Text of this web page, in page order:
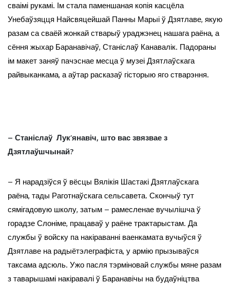
сваімі рукамі. Ім стала паменшаная копія касцёла
Унебаўзяцця Найсвяцейшай Панны Марыі ў Дзятлаве, якую
разам са сваёй жонкай стварыў ураджэнец нашага раёна, а
сёння жыхар Баранавічаў, Станіслаў Канавалік. Падораны
ім макет заняў пачэснае месца ў музеі Дзятлаўскага
райвыканкама, а аўтар расказаў гісторыю яго стварэння.
– Станіслаў Лук’янавіч, што вас звязвае з
Дзятлаўшчынай?
– Я нарадзіўся ў вёсцы Вялікія Шастакі Дзятлаўскага
раёна, тады Раготнаўскага сельсавета. Скончыў тут
сямігадовую школу, затым – рамесленае вучылішча ў
горадзе Слоніме, працаваў у раёне трактарыстам. Да
службы ў войску па накіраванні ваенкамата вучыўся ў
Дзятлаве на радыётэлеграфіста, у армію прызываўся
таксама адсюль. Ужо пасля тэрміновай службы мяне разам
з таварышамі накіравалі ў Баранавічы на будаўніцтва